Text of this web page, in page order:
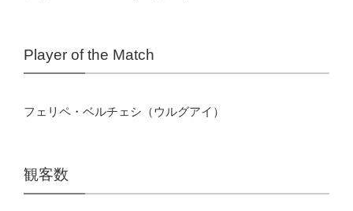
Player of the Match
フェリペ・ベルチェシ（ウルグアイ）
観客数